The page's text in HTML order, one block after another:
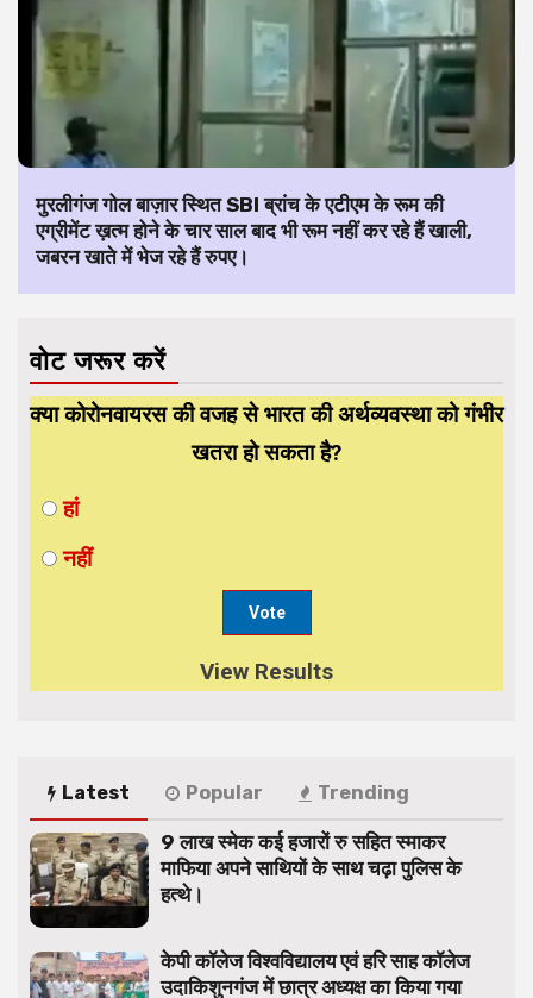
मुरलीगंज गोल बाज़ार स्थित SBI ब्रांच के एटीएम के रूम की
एग्रीमेंट ख़त्म होने के चार साल बाद भी रूम नहीं कर रहे हैं खाली,
जबरन खाते में भेज रहे हैं रुपए।
वोट जरूर करें
क्या कोरोनवायरस की वजह से भारत की अर्थव्यवस्था को गंभीर
खतरा हो सकता है?
हां
नहीं
View Results
Latest Popular Trending
9 लाख स्मेक कई हजारों रु सहित स्माकर
माफिया अपने साथियों के साथ चढ़ा पुलिस के
हत्थे।
केपी कॉलेज विश्वविद्यालय एवं हरि साह कॉलेज
उदाकिशुनगंज में छात्र अध्यक्ष का किया गया